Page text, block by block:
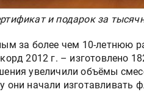
и подарок за
за более чем 10-летнюю
2012 г. – изготовлено
увеличили объёмы
они начали изготавливать